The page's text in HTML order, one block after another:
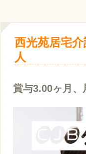
西光苑居宅
人
賞与3.00ヶ月